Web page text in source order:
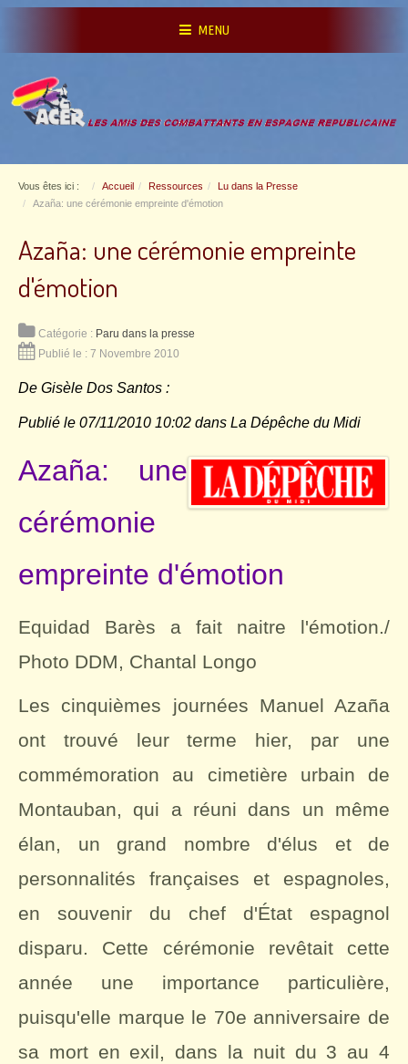
MENU
Vous êtes ici : Accueil Ressources
Lu dans la Presse
Azaña: une cérémonie empreinte d'émotion
Azaña: une cérémonie empreinte
d'émotion
Catégorie : Paru dans la presse
Publié le : 7 Novembre 2010
De Gisèle Dos Santos :
Publié le 07/11/2010 10:02 dans La Dépêche du Midi
Azaña: une
cérémonie
empreinte d'émotion
Equidad Barès a fait naitre l'émotion./
Photo DDM, Chantal Longo
Les cinquièmes journées Manuel Azaña
ont trouvé leur terme hier, par une
commémoration au cimetière urbain de
Montauban, qui a réuni dans un même
élan, un grand nombre d'élus et de
personnalités françaises et espagnoles,
en souvenir du chef d'État espagnol
disparu. Cette cérémonie revêtait cette
année une importance particulière,
puisqu'elle marque le 70e anniversaire de
sa mort en exil, dans la nuit du 3 au 4